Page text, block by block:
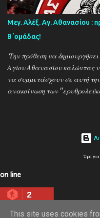
Βουτσινάς και Ηλίας
Μεγ. Αλέξ. Αγ. Αθανασίου :
Β΄ομάδας!
Tην πρόθεση να
Αγίου Αθανασίου καλώντας
να συμμετάσχουν σε αυτή
ανακοίνωση των
Ώρα
on line
2
This site uses cookies